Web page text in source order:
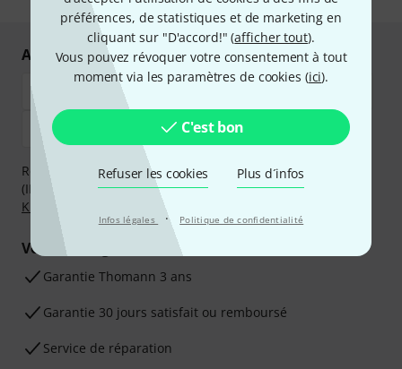
préférences, de statistiques et de marketing en
cliquant sur "D'accord!" (afficher tout).
Vous pouvez révoquer votre consentement à tout
moment via les paramètres de cookies (ici).
C'est bon
Refuser les cookies Plus d´infos
Infos légales · Politique de confidentialité
Achetez et payez en toute sécurité
Réglez de manière sûre et sécurisée par Virement
(IBAN/BIC), PayPal, Amazon Pay,
Klarna Payer Maintenant
Klarna Payer en 3 fois
ou Carte de crédit.
Vos avantages
Ga­ran­tie Thomann 3 ans
Garantie 30 jours satisfait ou remboursé
Service de réparation